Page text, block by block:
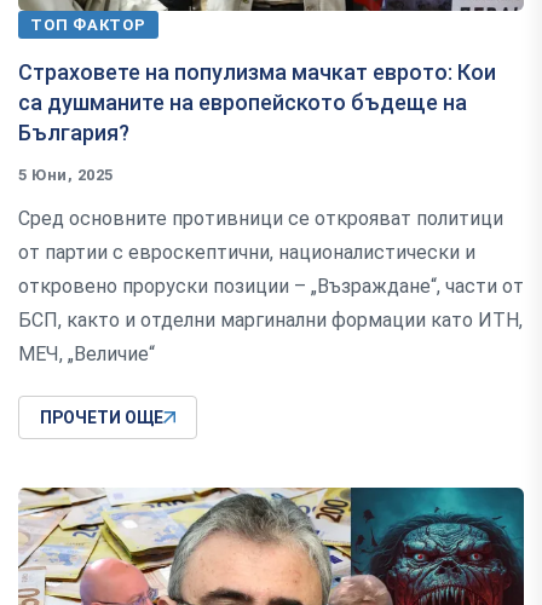
ТОП ФАКТОР
Страховете на популизма мачкат еврото: Кои
са душманите на европейското бъдеще на
България?
5 Юни, 2025
Сред основните противници се открояват политици
от партии с евроскептични, националистически и
откровено проруски позиции – „Възраждане“, части от
БСП, както и отделни маргинални формации като ИТН,
МЕЧ, „Величие“
ПРОЧЕТИ ОЩЕ